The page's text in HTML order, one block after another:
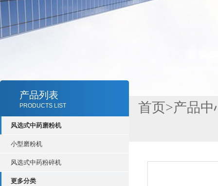
产品列表
PRODUCTS LIST
风选式中药磨粉机
小型磨粉机
风选式中药粉碎机
更多分类
首页>产品中